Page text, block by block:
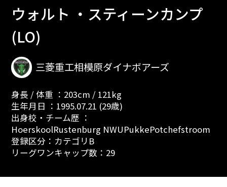
ウォルト ・スティーンカンプ
(LO)
三菱重工相模原ダイナボアーズ
身長 / 体重 ：203cm / 121kg
生年月日 ：1995.07.21 (29歳)
出身校・チーム歴 ：
HoerskoolRustenburg NWUPukkePotchefstroom
登録区分：カテゴリB
リーグワンキャップ数：29